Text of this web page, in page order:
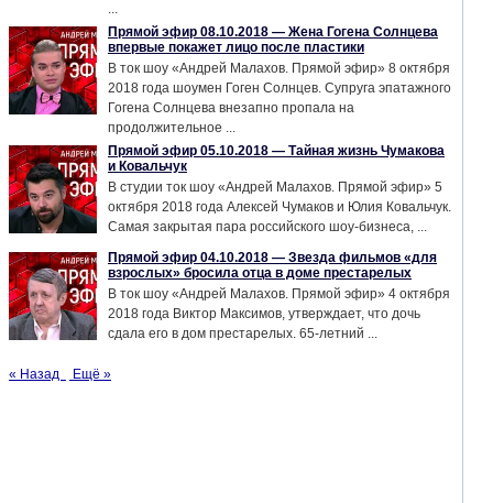
...
Прямой эфир 08.10.2018 — Жена Гогена Солнцева
впервые покажет лицо после пластики
В ток шоу «Андрей Малахов. Прямой эфир» 8 октября
2018 года шоумен Гоген Солнцев. Супруга эпатажного
Гогена Солнцева внезапно пропала на
продолжительное ...
Прямой эфир 05.10.2018 — Тайная жизнь Чумакова
и Ковальчук
В студии ток шоу «Андрей Малахов. Прямой эфир» 5
октября 2018 года Алексей Чумаков и Юлия Ковальчук.
Самая закрытая пара российского шоу-бизнеса, ...
Прямой эфир 04.10.2018 — Звезда фильмов «для
взрослых» бросила отца в доме престарелых
В ток шоу «Андрей Малахов. Прямой эфир» 4 октября
2018 года Виктор Максимов, утверждает, что дочь
сдала его в дом престарелых. 65-летний ...
« Назад Ещё »